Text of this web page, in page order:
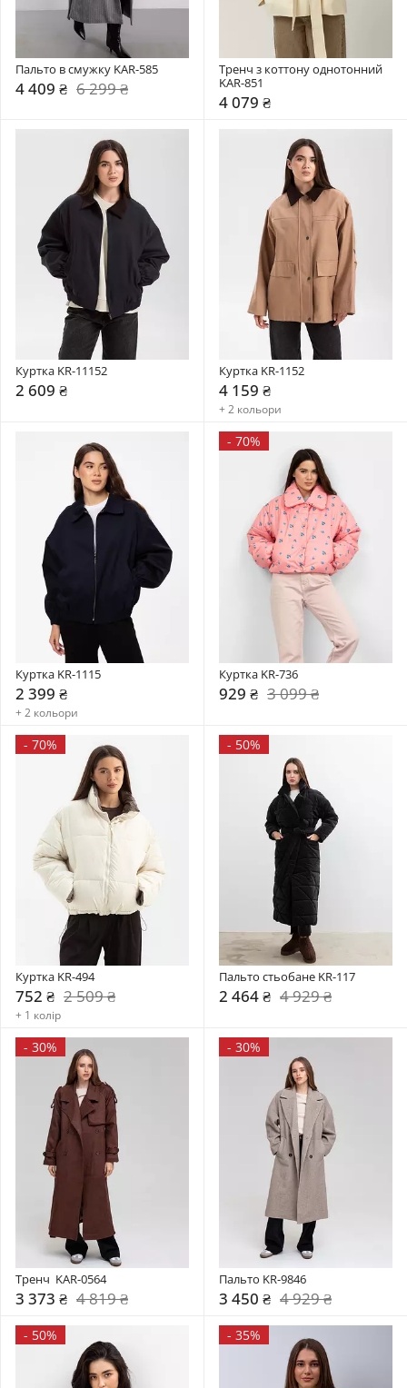
Пальто в смужку KAR-585
4 409 ₴ 6 299 ₴
Тренч з коттону однотонний
KAR-851
4 079 ₴
Куртка KR-11152
2 609 ₴
Куртка KR-1152
4 159 ₴
+ 2 кольори
Куртка KR-1115
2 399 ₴
+ 2 кольори
- 70%
Куртка KR-736
929 ₴ 3 099 ₴
- 70%
Куртка KR-494
752 ₴ 2 509 ₴
+ 1 колір
- 50%
Пальто стьобане KR-117
2 464 ₴ 4 929 ₴
- 30%
Тренч  KAR-0564
3 373 ₴ 4 819 ₴
- 30%
Пальто KR-9846
3 450 ₴ 4 929 ₴
- 50% - 35%